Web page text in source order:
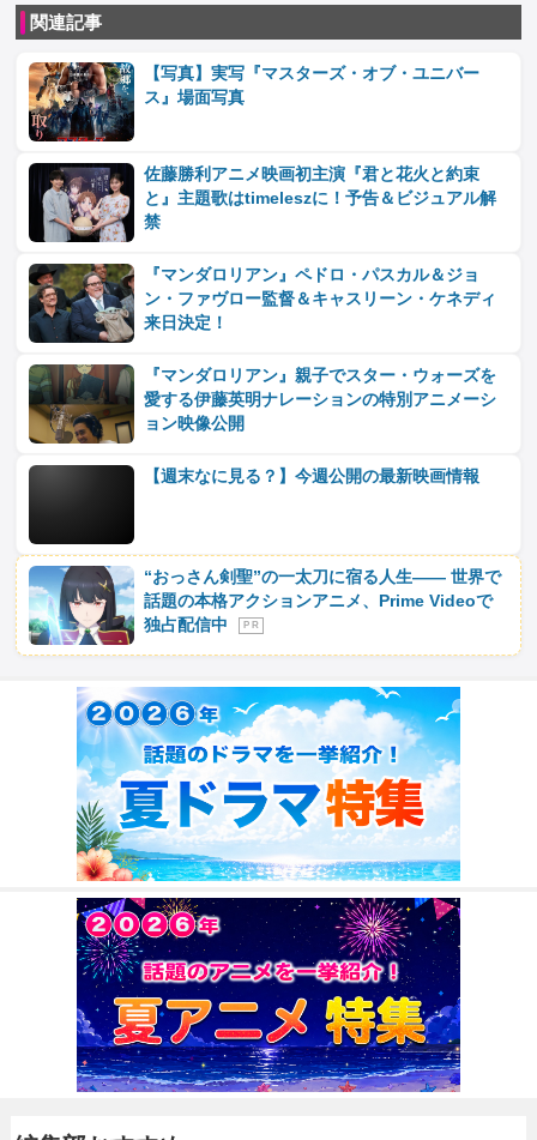
関連記事
【写真】実写『マスターズ・オブ・ユニバー
ス』場面写真
佐藤勝利アニメ映画初主演『君と花火と約束
と』主題歌はtimeleszに！予告＆ビジュアル解
禁
『マンダロリアン』ペドロ・パスカル＆ジョ
ン・ファヴロー監督＆キャスリーン・ケネディ
来日決定！
『マンダロリアン』親子でスター・ウォーズを
愛する伊藤英明ナレーションの特別アニメーシ
ョン映像公開
【週末なに見る？】今週公開の最新映画情報
“おっさん剣聖”の一太刀に宿る人生―― 世界で
話題の本格アクションアニメ、Prime Videoで
独占配信中
P R